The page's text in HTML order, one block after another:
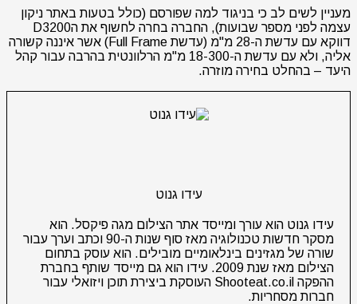
מעניין לשים לב כי בניגוד למה שפורסם (כולל בטעות באתר ניקון
עצמה לפני מספר שבועות), החברה בחרה לחשוף את הD3200
דווקא עם עדשת ה-28 מ"מ (עדשת Full Frame) אשר איננה קשורה
אליה, ולא עם עדשת ה-18-300 מ"מ הרלוונטית בהרבה עבור קהל
היעד – בהחלט בחירה מוזרה.
עידו גנוט
עידו גנוט הוא עורך ומייסד אתר הצילום מגה פיקסל. הוא
מסקר חדשות טכנולוגיה מאז סוף שנות ה-90 וכתב וערך עבור
שורה של מגזינים בינלאומיים מובילים. הוא עוסק בתחום
הצילום מאז שנת 2009. עידו הוא גם מייסד שותף בחברת
ההפקה Shooteat.co.il העוסקת ביצירת תוכן ויזואלי עבור
חברות מסחריות.